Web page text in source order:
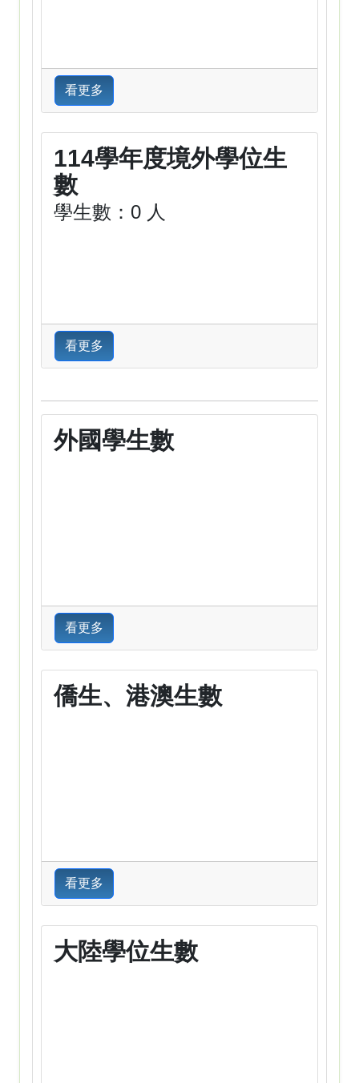
看更多
114學年度境外學位生
數
學生數：0 人
看更多
外國學生數
看更多
僑生、港澳生數
看更多
大陸學位生數